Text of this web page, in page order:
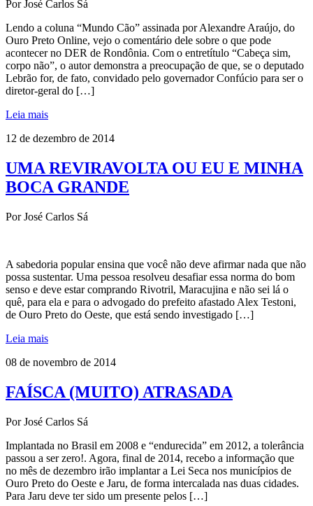
Por José Carlos Sá
Lendo a coluna “Mundo Cão” assinada por Alexandre Araújo, do
Ouro Preto Online, vejo o comentário dele sobre o que pode
acontecer no DER de Rondônia. Com o entretítulo “Cabeça sim,
corpo não”, o autor demonstra a preocupação de que, se o deputado
Lebrão for, de fato, convidado pelo governador Confúcio para ser o
diretor-geral do […]
Leia mais
12 de dezembro de 2014
UMA REVIRAVOLTA OU EU E MINHA
BOCA GRANDE
Por José Carlos Sá
A sabedoria popular ensina que você não deve afirmar nada que não
possa sustentar. Uma pessoa resolveu desafiar essa norma do bom
senso e deve estar comprando Rivotril, Maracujina e não sei lá o
quê, para ela e para o advogado do prefeito afastado Alex Testoni,
de Ouro Preto do Oeste, que está sendo investigado […]
Leia mais
08 de novembro de 2014
FAÍSCA (MUITO) ATRASADA
Por José Carlos Sá
Implantada no Brasil em 2008 e “endurecida” em 2012, a tolerância
passou a ser zero!. Agora, final de 2014, recebo a informação que
no mês de dezembro irão implantar a Lei Seca nos municípios de
Ouro Preto do Oeste e Jaru, de forma intercalada nas duas cidades.
Para Jaru deve ter sido um presente pelos […]